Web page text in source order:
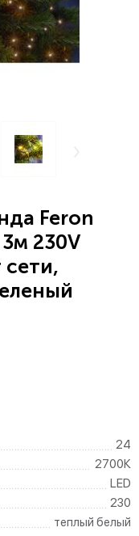
Feron
230V
24
2700К
LED
230
теплый белый